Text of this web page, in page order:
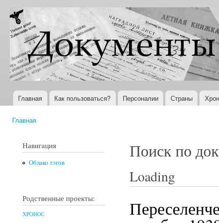
Документы
XX века
Всемирная
история в
Интернете
Главное меню
Главная Как пользоваться? Персоналии Страны
Главная
Навигация
Облако тэгов
Родственные проекты:
ХРОНОС
Поиск по
Loading